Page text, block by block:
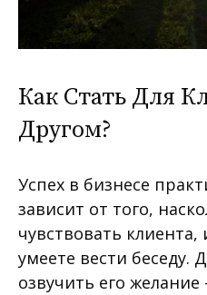
Как Cтать Для
Другом?
Успех в бизнесе
зависит от того,
чувствовать
умеете вести беседу.
озвучить его